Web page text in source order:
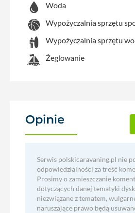
Woda
Wypożyczalnia sprzętu
Wypożyczalnia sprzętu
Żeglowanie
Opinie
Serwis polskicaravaning.pl nie
odpowiedzialności za treść
Prosimy o zamieszczanie
dotyczących danej tematyki
niezwiązane z tematem,
naruszające prawo będą